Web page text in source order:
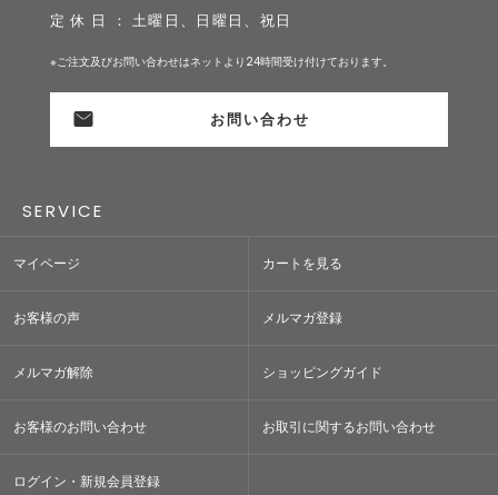
定 休 日 ： 土曜日、日曜日、祝日
※ご注文及びお問い合わせはネットより24時間受け付けております。
お問い合わせ
SERVICE
マイページ カートを見る
お客様の声 メルマガ登録
メルマガ解除 ショッピングガイド
お客様のお問い合わせ お取引に関するお問い合わせ
ログイン・新規会員登録